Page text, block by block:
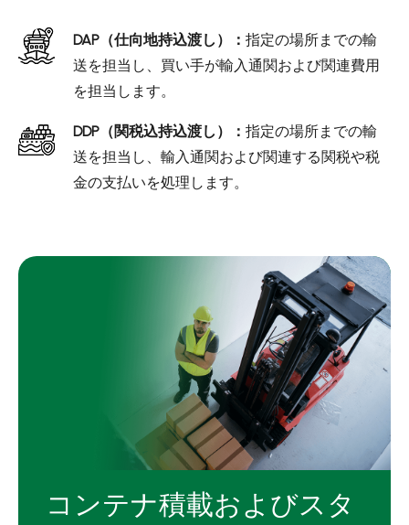
DAP（仕向地持込渡し）： 指定の場所までの輸
送を担当し、買い手が輸入通関および関連費用
を担当します。
DDP（関税込持込渡し）： 指定の場所までの輸
送を担当し、輸入通関および関連する関税や税
金の支払いを処理します。
コンテナ積載およびスタ